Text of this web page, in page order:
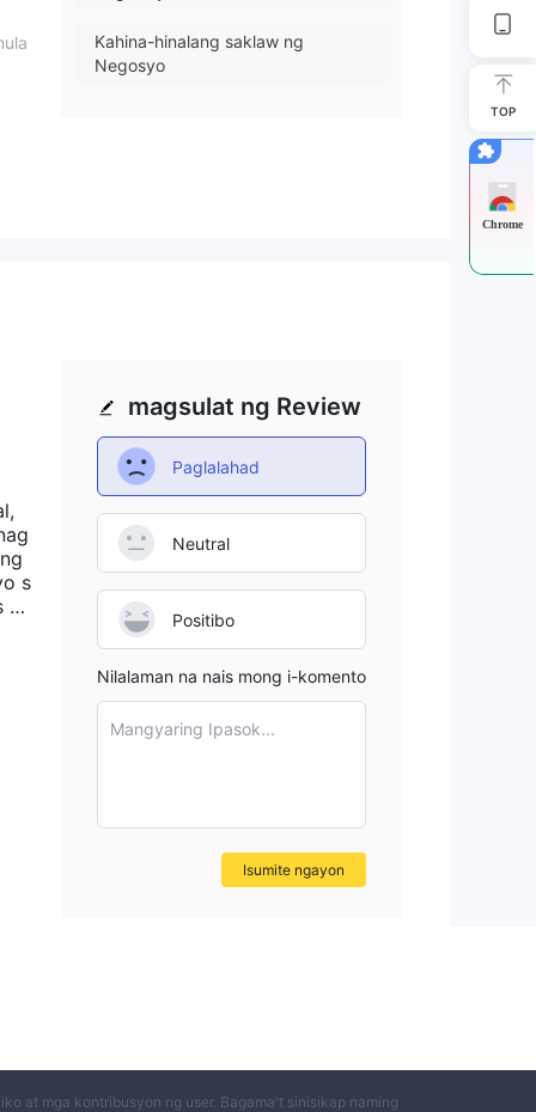
Kahina-hinalang saklaw ng
Negosyo
s
magsulat ng Review
Paglalahad
Neutral
Positibo
Nilalaman na nais mong i-komento
Mangyaring Ipasok...
Isumite ngayon
TOP
Chrome
at mga kontribusyon ng user. Bagama't sinisikap naming